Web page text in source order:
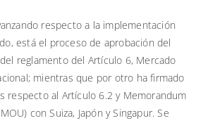
respecto a la implementación
está el proceso de aprobación del
reglamento del Artículo 6, Mercado
mientras que por otro ha firmado
respecto al Artículo 6.2 y Memorandum
con Suiza, Japón y Singapur. Se